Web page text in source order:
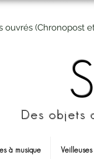
ouvrés (Chronopost
Des objets
à musique Veilleuses